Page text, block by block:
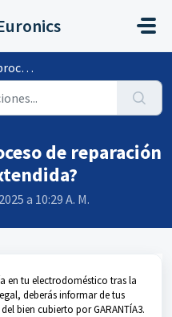
exten...
de reparación
a 10:29 A. M.
en tu electrodoméstico tras la
deberás informar de tus
bien cubierto por GARANTÍA3.